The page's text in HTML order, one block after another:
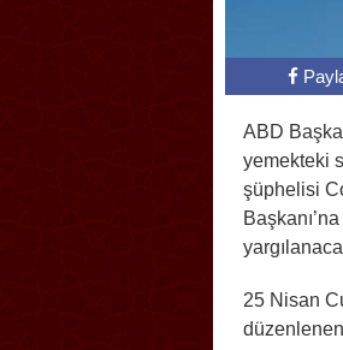
ABD
yemekteki
şüphelisi
25 Nisan